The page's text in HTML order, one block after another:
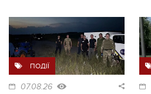
ПОДІЇ
07.08.26